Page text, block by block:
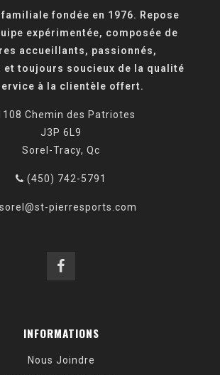
fondée en 1976. Repose
expérimentée, composée de
accueillants, passionnés,
et toujours soucieux de la qualité
à la clientèle offert.
Chemin des Patriotes
J3P 6L9
Sorel-Tracy, Qc
(450) 742-5791
sorel@st-pierresports.com
INFORMATIONS
Nous Joindre